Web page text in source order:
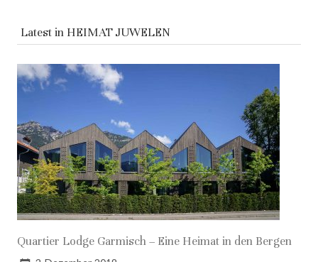
Latest inHEIMAT JUWELEN
Quartier Lodge Garmisch – Eine Heimat in den Bergen